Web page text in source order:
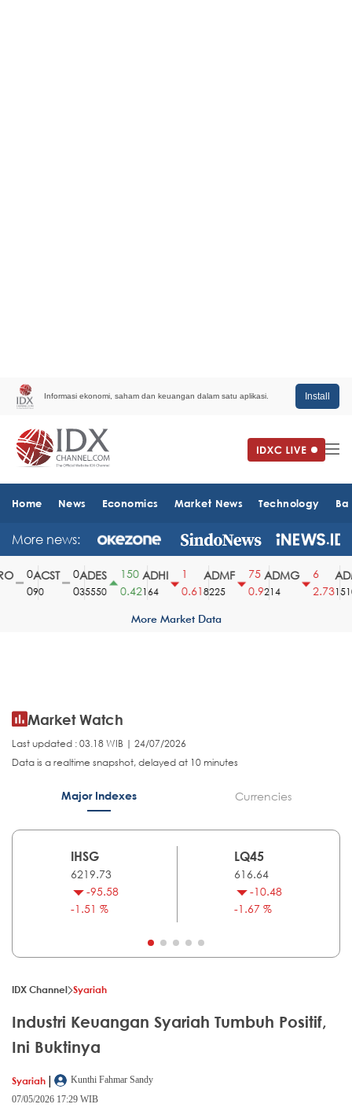
Informasi ekonomi, saham dan keuangan dalam satu aplikasi. Install
Home News Economics Market News Technology
More news:
ACST
90
ADES
35550
150
0.42
ADHI
164
0.61
ADMF
8225
75
0.9
ADMG
214
2.731510
More Market Data
Market Watch
Last updated : 03.18 WIB | 24/07/2026
Data is a realtime snapshot, delayed at 10 minutes
Major Indexes Currencies
IHSG
6219.73
-95.58
-1.51 %
LQ45
616.64
-10.48
-1.67 %
IDX Channel Syariah
Industri Keuangan Syariah Tumbuh Positif,
Ini Buktinya
Syariah |
Kunthi Fahmar Sandy
07/05/2026 17:29 WIB